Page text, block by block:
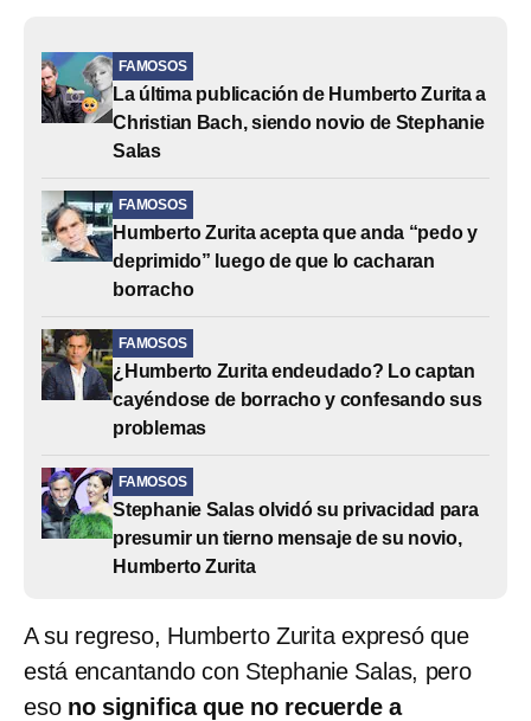
FAMOSOS
La última publicación de Humberto Zurita a
Christian Bach, siendo novio de Stephanie
Salas
FAMOSOS
Humberto Zurita acepta que anda “pedo y
deprimido” luego de que lo cacharan
borracho
FAMOSOS
¿Humberto Zurita endeudado? Lo captan
cayéndose de borracho y confesando sus
problemas
FAMOSOS
Stephanie Salas olvidó su privacidad para
presumir un tierno mensaje de su novio,
Humberto Zurita
A su regreso, Humberto Zurita expresó que
está encantando con Stephanie Salas, pero
eso no significa que no recuerde a